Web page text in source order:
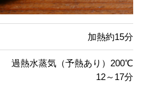
加熱約15分
過熱水蒸気（予熱あり）200℃
12～17分